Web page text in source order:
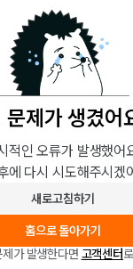
문제가 생겼어
적인 오류가 발생했어
에 다시 시도해주시겠
새로고침하기
홈으로 돌아가기
가 발생한다면 고객센터